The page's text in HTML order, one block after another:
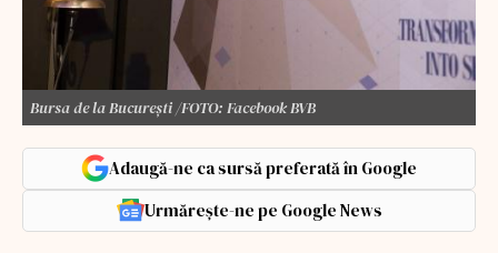
Bursa de la București /FOTO: Facebook BVB
Adaugă-ne ca sursă preferată în Google
Urmărește-ne pe Google News